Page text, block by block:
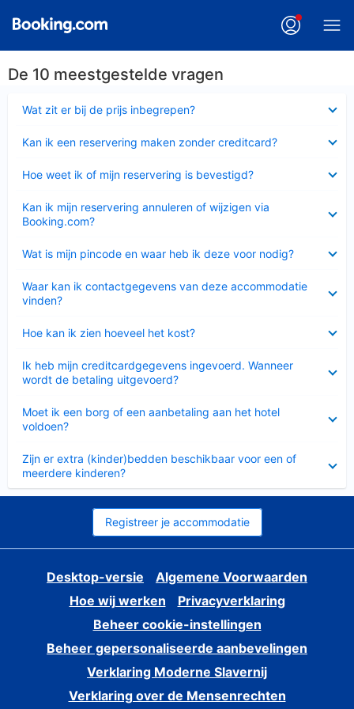
De 10 meestgestelde vragen
Wat zit er bij de prijs inbegrepen?
Kan ik een reservering maken zonder creditcard?
Hoe weet ik of mijn reservering is bevestigd?
Kan ik mijn reservering annuleren of wijzigen via
Booking.com?
Wat is mijn pincode en waar heb ik deze voor nodig?
Waar kan ik contactgegevens van deze accommodatie
vinden?
Hoe kan ik zien hoeveel het kost?
Ik heb mijn creditcardgegevens ingevoerd. Wanneer
wordt de betaling uitgevoerd?
Moet ik een borg of een aanbetaling aan het hotel
voldoen?
Zijn er extra (kinder)bedden beschikbaar voor een of
meerdere kinderen?
Registreer je accommodatie
Desktop-versie
Algemene Voorwaarden
Hoe wij werken
Privacyverklaring
Beheer cookie-instellingen
Beheer gepersonaliseerde aanbevelingen
Verklaring Moderne Slavernij
Verklaring over de Mensenrechten